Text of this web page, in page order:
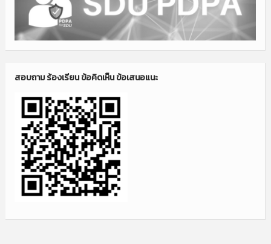
สอบถาม ร้องเรียน ข้อคิดเห็น ข้อเสนอแนะ